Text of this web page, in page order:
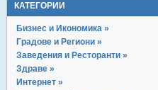
КАТЕГОРИИ
Бизнес и Икономика »
Градове и Региони »
Заведения и Ресторанти »
Здраве »
Интернет »